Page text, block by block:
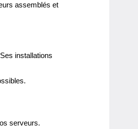
assemblés et
installations
serveurs.